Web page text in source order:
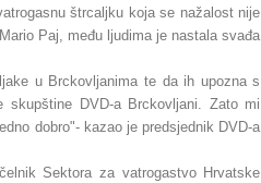
štrcaljku koja se nažalost nije
Paj, među ljudima je nastala svađa
u Brckovljanima te da ih upozna s
skupštine DVD-a Brckovljani. Zato mi
dobro"- kazao je predsjednik DVD-a
Sektora za vatrogastvo Hrvatske